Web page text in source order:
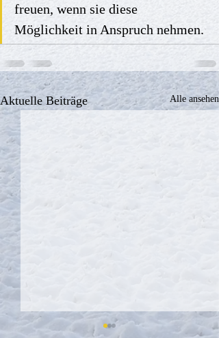
freuen, wenn sie diese
Möglichkeit in Anspruch nehmen.
Aktuelle Beiträge Alle ansehen